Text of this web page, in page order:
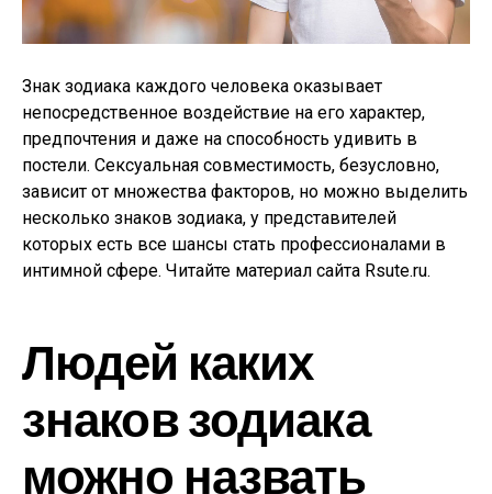
Знак зодиака каждого человека оказывает
непосредственное воздействие на его характер,
предпочтения и даже на способность удивить в
постели. Сексуальная совместимость, безусловно,
зависит от множества факторов, но можно выделить
несколько знаков зодиака, у представителей
которых есть все шансы стать профессионалами в
интимной сфере. Читайте материал сайта Rsute.ru.
Людей каких
знаков зодиака
можно назвать